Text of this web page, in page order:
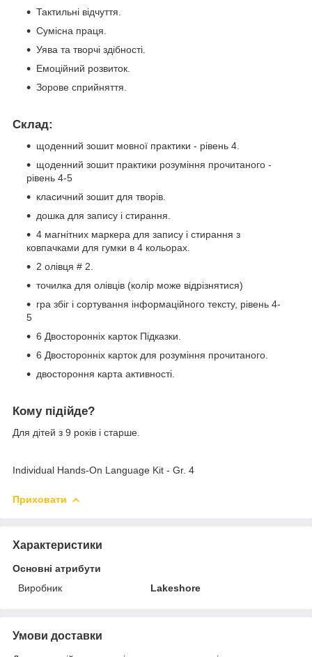
Тактильні відчуття.
Сумісна праця.
Уява та творчі здібності.
Емоційний розвиток.
Зорове сприйняття.
Склад:
щоденний зошит мовної практики - рівень 4.
щоденний зошит практики розуміння прочитаного -
рівень 4-5
класичний зошит для творів.
дошка для запису і стирання.
4 магнітних маркера для запису і стирання з
ковпачками для гумки в 4 кольорах.
2 олівця # 2.
точилка для олівців (колір може відрізнятися)
гра збіг і сортування інформаційного тексту, рівень 4-
5
6 Двосторонніх карток Підказки.
6 Двосторонніх карток для розуміння прочитаного.
двостороння карта активності.
Кому підійде?
Для дітей з 9 років і старше.
Individual Hands-On Language Kit - Gr. 4
Приховати
Характеристики
Основні атрибути
Виробник
Lakeshore
Умови доставки